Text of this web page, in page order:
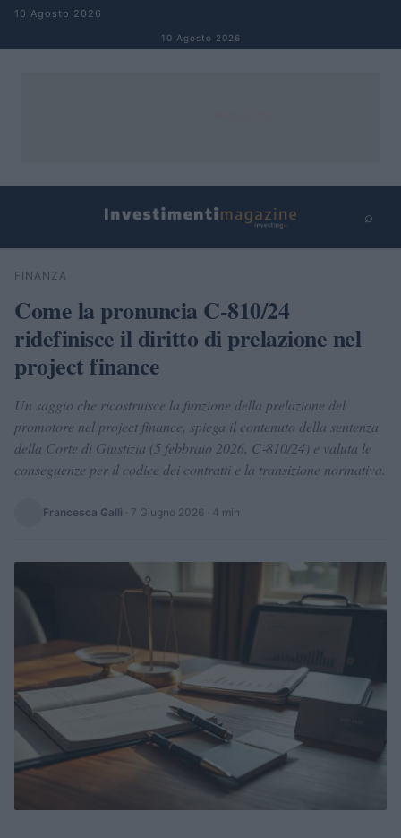
Salta al contenuto
10 Agosto 2026
10 Agosto 2026
⌕
Cerca
FINANZA
Come la pronuncia C-810/24
ridefinisce il diritto di prelazione nel
project finance
Un saggio che ricostruisce la funzione della prelazione del
promotore nel project finance, spiega il contenuto della sentenza
della Corte di Giustizia (5 febbraio 2026, C‑810/24) e valuta le
conseguenze per il codice dei contratti e la transizione normativa.
Francesca Galli · 7 Giugno 2026 · 4 min